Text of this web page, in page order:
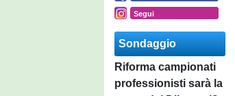
Segui
Sondaggio
Riforma campionati
professionisti sarà la